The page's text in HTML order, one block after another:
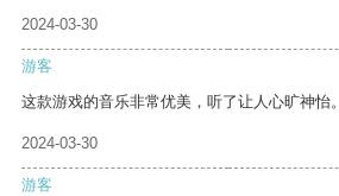
2024-03-30
游客
这款游戏的音乐非常优美，听了让人心旷神怡。
2024-03-30
游客